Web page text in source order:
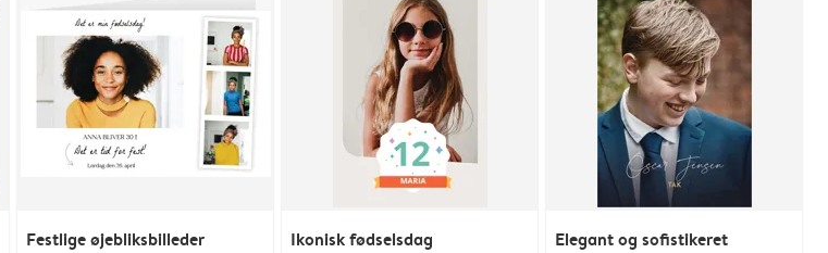
Festlige øjebliksbilleder Ikonisk fødselsdag Elegant og sofistikeret